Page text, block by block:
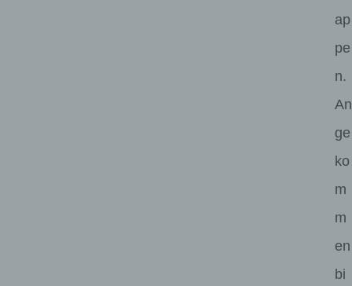
ap
pe
n.
An
ge
ko
m
m
en
bi